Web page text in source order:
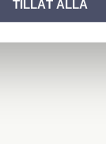
TILLÅT ALLA